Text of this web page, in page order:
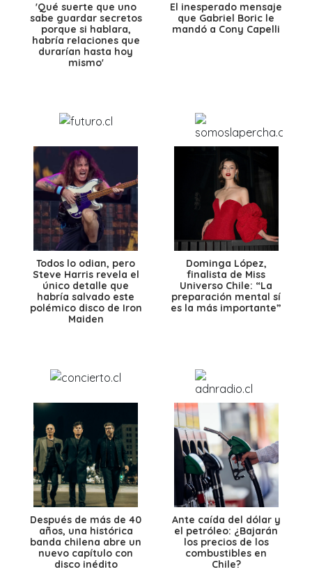
'Qué suerte que uno
sabe guardar secretos
porque si hablara,
habría relaciones que
durarían hasta hoy
mismo'
El inesperado mensaje
que Gabriel Boric le
mandó a Cony Capelli
Todos lo odian, pero
Steve Harris revela el
único detalle que
habría salvado este
polémico disco de Iron
Maiden
Dominga López,
finalista de Miss
Universo Chile: “La
preparación mental sí
es la más importante”
Después de más de 40
años, una histórica
banda chilena abre un
nuevo capítulo con
disco inédito
Ante caída del dólar y
el petróleo: ¿Bajarán
los precios de los
combustibles en
Chile?